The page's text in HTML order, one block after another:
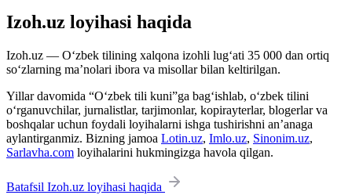
Izoh.uz loyihasi haqida
Izoh.uz — O‘zbek tilining xalqona izohli lug‘ati 35 000 dan ortiq
so‘zlarning ma’nolari ibora va misollar bilan keltirilgan.
Yillar davomida “O‘zbek tili kuni”ga bag‘ishlab, o‘zbek tilini
o‘rganuvchilar, jurnalistlar, tarjimonlar, kopirayterlar, blogerlar va
boshqalar uchun foydali loyihalarni ishga tushirishni an’anaga
aylantirganmiz. Bizning jamoa Lotin.uz, Imlo.uz, Sinonim.uz,
Sarlavha.com loyihalarini hukmingizga havola qilgan.
Batafsil Izoh.uz loyihasi haqida